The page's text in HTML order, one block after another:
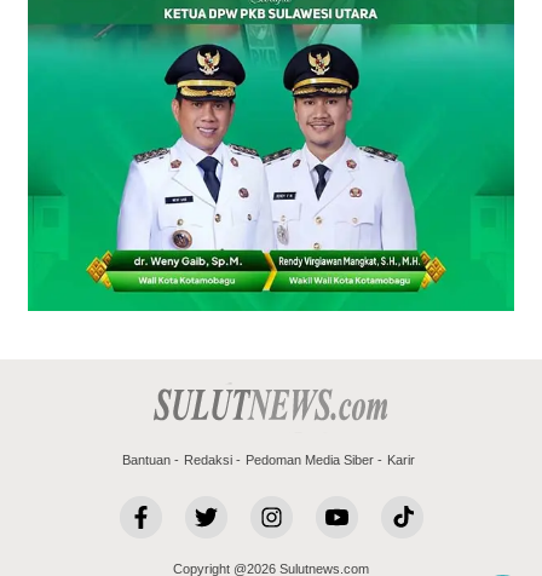
Bantuan Redaksi Pedoman Media Siber Karir
Copyright @2026 Sulutnews.com